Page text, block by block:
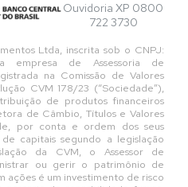
Ouvidoria XP 0800
722 3730
Ltda, inscrita sob o CNPJ:
empresa de Assessoria de
na Comissão de Valores
CVM 178/23 (“Sociedade”),
de produtos financeiros
de Câmbio, Títulos e Valores
por conta e ordem dos seus
capitais segundo a legislação
da CVM, o Assessor de
ou gerir o patrimônio de
ações é um investimento de risco